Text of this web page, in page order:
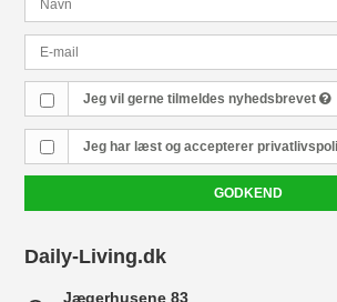
Jeg vil gerne tilmeldes nyhedsbrevet
Jeg har læst og accepterer
GODKEND
Daily-Living.dk
Jægerhusene 83